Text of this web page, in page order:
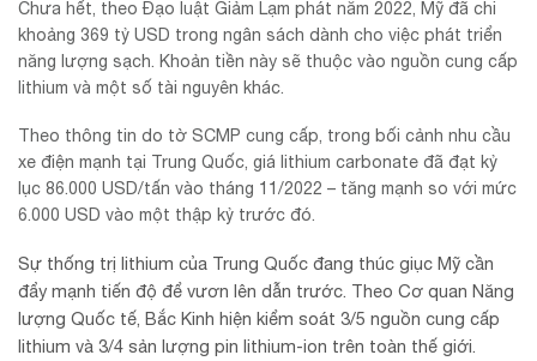
Chưa hết, theo Đạo luật Giảm Lạm phát năm 2022, Mỹ đã chi
khoảng 369 tỷ USD trong ngân sách dành cho việc phát triển
năng lượng sạch. Khoản tiền này sẽ thuộc vào nguồn cung cấp
lithium và một số tài nguyên khác.
Theo thông tin do tờ SCMP cung cấp, trong bối cảnh nhu cầu
xe điện mạnh tại Trung Quốc, giá lithium carbonate đã đạt kỷ
lục 86.000 USD/tấn vào tháng 11/2022 – tăng mạnh so với mức
6.000 USD vào một thập kỷ trước đó.
Sự thống trị lithium của Trung Quốc đang thúc giục Mỹ cần
đẩy mạnh tiến độ để vươn lên dẫn trước. Theo Cơ quan Năng
lượng Quốc tế, Bắc Kinh hiện kiểm soát 3/5 nguồn cung cấp
lithium và 3/4 sản lượng pin lithium-ion trên toàn thế giới.